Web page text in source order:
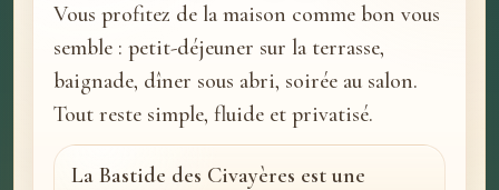
Vous profitez de la maison comme bon vous
semble : petit-déjeuner sur la terrasse,
baignade, dîner sous abri, soirée au salon.
Tout reste simple, fluide et privatisé.
La Bastide des Civayères est une